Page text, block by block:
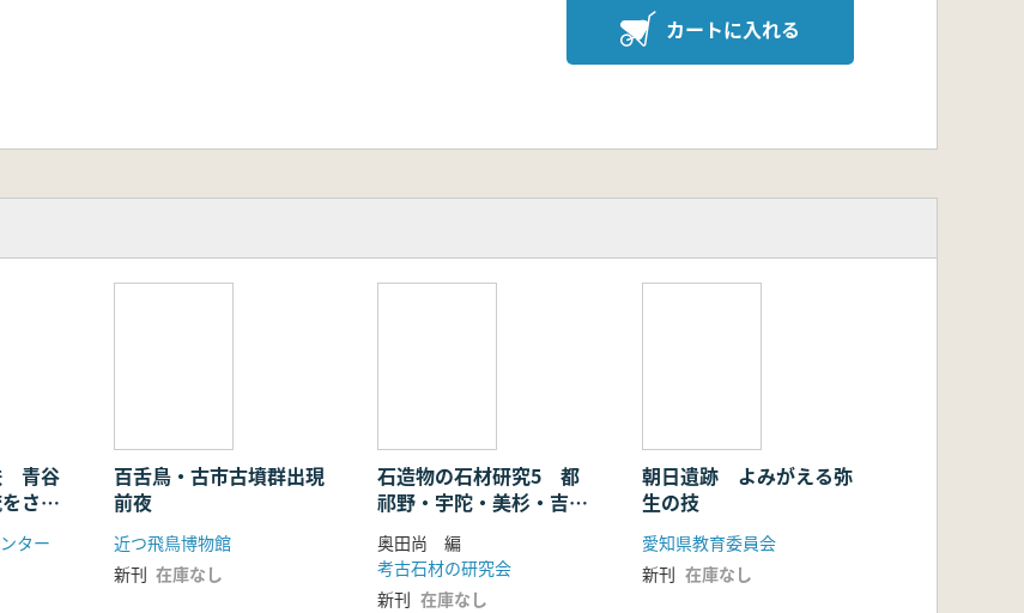
カートに入れる
青谷
さぐ
ター
百舌鳥・古市古墳群出現
前夜
近つ飛鳥博物館
新刊 在庫なし
石造物の石材研究5 都
祁野・宇陀・美杉・吉
野・飛鳥の石造物
奥田尚 編
考古石材の研究会
新刊 在庫なし
朝日遺跡 よみがえる弥
生の技
愛知県教育委員会
新刊 在庫なし